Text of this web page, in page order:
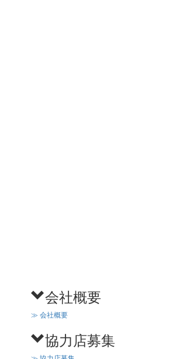
会社概要
≫ 会社概要
協力店募集